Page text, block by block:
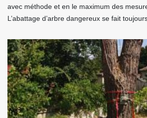
avec méthode et en le maximum des
L’abattage d’arbre dangereux se fait